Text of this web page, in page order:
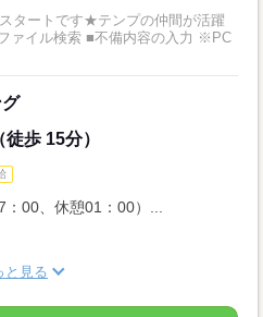
タートです★テンプの仲間が活躍
ァイル検索 ■不備内容の入力 ※PC
歩 15分）
00、休憩01：00）...
と見る